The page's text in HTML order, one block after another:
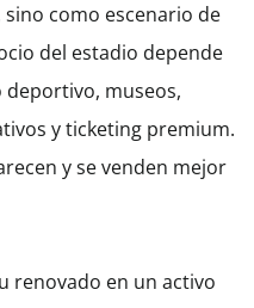
como escenario de
del estadio depende
museos,
y ticketing premium.
y se venden mejor
renovado en un activo